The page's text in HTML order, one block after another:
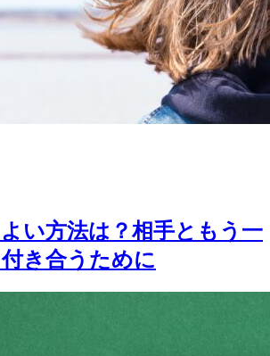
い方法は？相手ともう一
き合うために